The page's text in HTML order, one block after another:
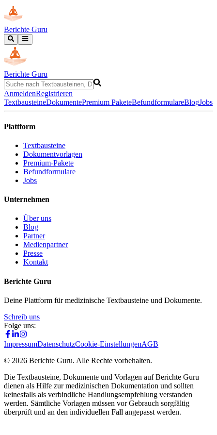
Berichte Guru
Berichte Guru
AnmeldenRegistrieren
TextbausteineDokumentePremium PaketeBefundformulareBlogJobs
Plattform
Textbausteine
Dokumentvorlagen
Premium-Pakete
Befundformulare
Jobs
Unternehmen
Über uns
Blog
Partner
Medienpartner
Presse
Kontakt
Berichte Guru
Deine Plattform für medizinische Textbausteine und Dokumente.
Schreib uns
Folge uns:
ImpressumDatenschutzCookie-EinstellungenAGB
© 2026 Berichte Guru. Alle Rechte vorbehalten.
Die Textbausteine, Dokumente und Vorlagen auf Berichte Guru
dienen als Hilfe zur medizinischen Dokumentation und sollten
keinesfalls als verbindliche Handlungsempfehlung verstanden
werden. Sämtliche Vorlagen müssen vor Gebrauch sorgfältig
überprüft und an den individuellen Fall angepasst werden.